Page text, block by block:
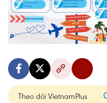
Theo dõi VietnamPlus